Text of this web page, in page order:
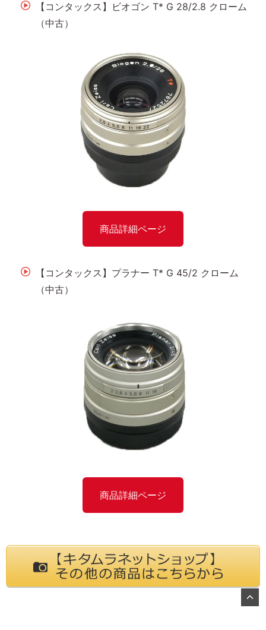
【コンタックス】ビオゴン T* G 28/2.8 クローム
（中古）
商品詳細ページ
【コンタックス】プラナー T* G 45/2 クローム
（中古）
商品詳細ページ